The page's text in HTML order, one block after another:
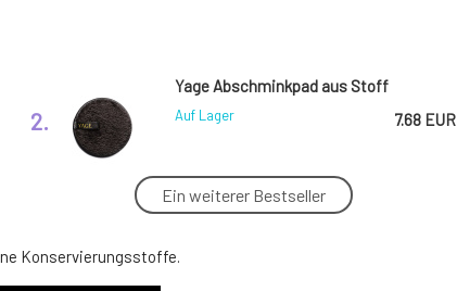
2.
Yage Abschminkpad aus Stoff
Auf Lager 7.68 EUR
Yage č. 2 Vzoreček Exfoliační pleťová
Auf Lager
Ein weiterer Bestseller
Konservierungsstoffe.